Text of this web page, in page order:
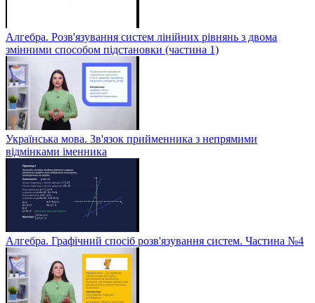
Алгебра. Розв'язування систем лінійних рівнянь з двома
змінними способом підстановки (частина 1)
Українська мова. Зв'язок прийменника з непрямими
відмінками іменника
Алгебра. Графічний спосіб розв'язування систем. Частина №4